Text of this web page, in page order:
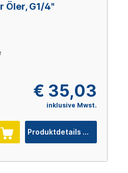
Öler, G1/4"
€ 35,03
inklusive Mwst.
Produktdetails